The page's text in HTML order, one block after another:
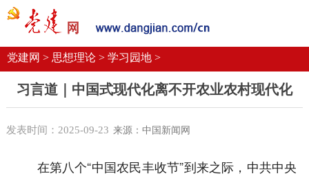
党建要闻
机关党建
校园党建 企业党建
党建网 > 思想理论 > 学习园地 >
习言道｜中国式现代化离不开农业农村现代化
发表时间：2025-09-23 来源：中国新闻网
在第八个“中国农民丰收节”到来之际，中共中央